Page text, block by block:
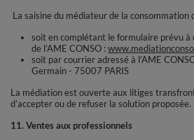
La saisine du médiateur de la consommation
soit en complétant le formulaire prévu
de l’AME CONSO :
soit par courrier adressé à l’AME
Germain - 75007 PARIS
La médiation est ouverte aux litiges
d’accepter ou de refuser la solution proposée.
11. Ventes aux professionnels